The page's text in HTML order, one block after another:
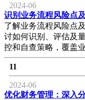
2024-06
识别业务流程风险点
了解业务流程风险点
讨如何识别、评估及
控和自查策略，覆盖
11
2024-06
优化财务管理：深入